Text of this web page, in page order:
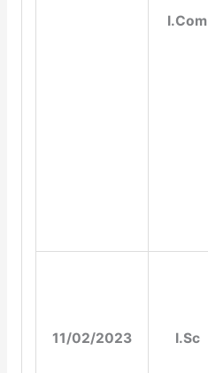
I.Com
11/02/2023 I.Sc